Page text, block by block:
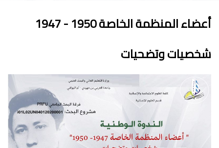
أعضاء المنظمة الخاصة 1950 - 1947
شخصيات وتضحيات